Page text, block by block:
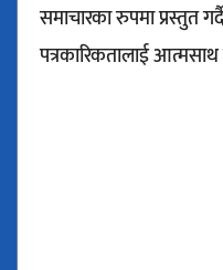
समाचारका रुपमा प्रस्तुत
पत्रकारिकतालाई